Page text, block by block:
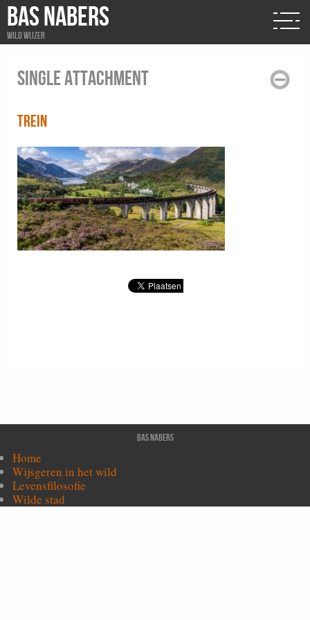
BAS NABERS
Wild wijzer
Single attachment
trein
Bas Nabers
Home
Wijsgeren in het wild
Levensfilosofie
Wilde stad